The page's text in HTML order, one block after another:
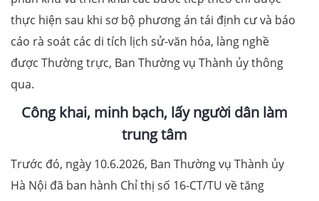
thực hiện sau khi sơ bộ phương án tái định cư và báo
cáo rà soát các di tích lịch sử-văn hóa, làng nghề
được Thường trực, Ban Thường vụ Thành ủy thông
qua.
Công khai, minh bạch, lấy người dân làm
trung tâm
Trước đó, ngày 10.6.2026, Ban Thường vụ Thành ủy
Hà Nội đã ban hành Chỉ thị số 16-CT/TU về tăng